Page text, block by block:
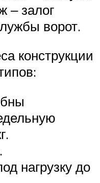
‒ залог
ворот.
конструкции
нагрузку до